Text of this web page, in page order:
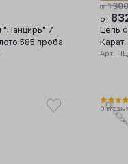
"Панцирь" 7
585 проба
от1
от
Цепь
Арт.
0